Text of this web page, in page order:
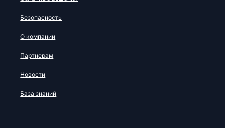
Безопасность
О компании
Партнерам
Новости
База знаний